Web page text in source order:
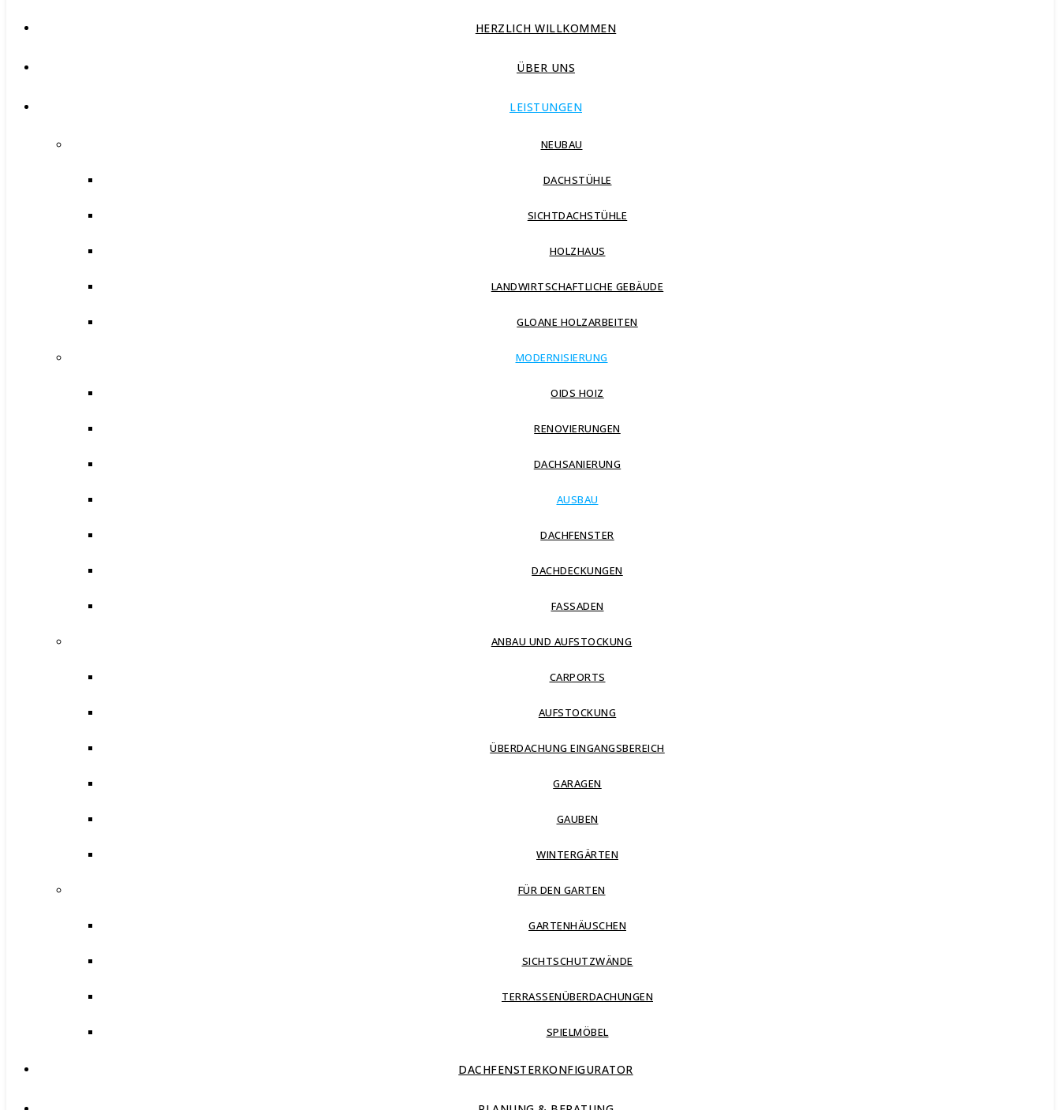
HERZLICH WILLKOMMEN
ÜBER UNS
LEISTUNGEN
NEUBAU
DACHSTÜHLE
SICHTDACHSTÜHLE
HOLZHAUS
LANDWIRTSCHAFTLICHE GEBÄUDE
GLOANE HOLZARBEITEN
MODERNISIERUNG
OIDS HOIZ
RENOVIERUNGEN
DACHSANIERUNG
AUSBAU
DACHFENSTER
DACHDECKUNGEN
FASSADEN
ANBAU UND AUFSTOCKUNG
CARPORTS
AUFSTOCKUNG
ÜBERDACHUNG EINGANGSBEREICH
GARAGEN
GAUBEN
WINTERGÄRTEN
FÜR DEN GARTEN
GARTENHÄUSCHEN
SICHTSCHUTZWÄNDE
TERRASSENÜBERDACHUNGEN
SPIELMÖBEL
DACHFENSTERKONFIGURATOR